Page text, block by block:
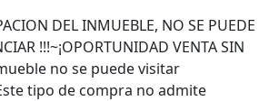
DEL INMUEBLE, NO SE PUEDE
!!!~¡OPORTUNIDAD VENTA SIN
no se puede visitar
tipo de compra no admite